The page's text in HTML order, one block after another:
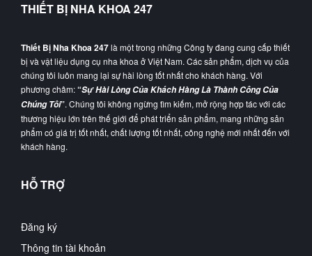
THIẾT BỊ NHA KHOA 247
Thiết Bị Nha Khoa 247là một trong những Công ty đang cung cấp thiết
bị và vật liệu dụng cụ nha khoa ở Việt Nam. Các sản phẩm, dịch vụ của
chúng tôi luôn mang lại sự hài lòng tốt nhất cho khách hàng. Với
phương châm:“Sự Hài Lòng Của Khách Hàng Là Thành Công Của
Chúng Tôi”. Chúng tôi không ngừng tìm kiếm, mở rộng hợp tác với các
thương hiệu lớn trên thế giới để phát triển sản phẩm, mang những sản
phẩm có giá trị tốt nhất, chất lượng tốt nhất, công nghệ mới nhất đến với
khách hàng.
HỖ TRỢ
Đăng ký
Thông tin tài khoản